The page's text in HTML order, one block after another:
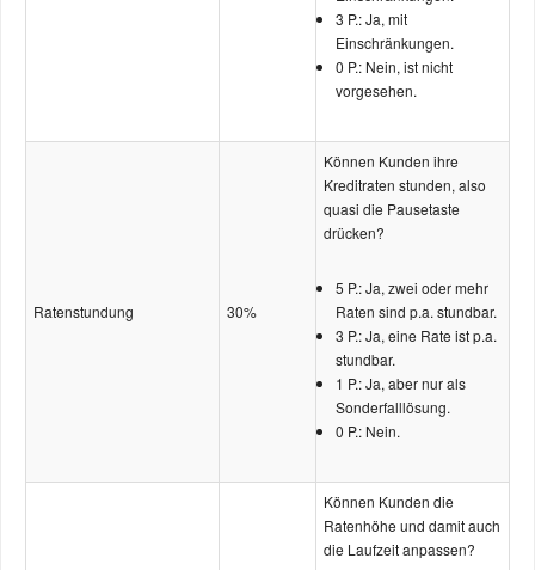
3 P.: Ja, mit
Einschränkungen.
0 P.: Nein, ist nicht
vorgesehen.
Ratenstundung 30%
Können Kunden ihre
Kreditraten stunden, also
quasi die Pausetaste
drücken?
5 P.: Ja, zwei oder mehr
Raten sind p.a. stundbar.
3 P.: Ja, eine Rate ist p.a.
stundbar.
1 P.: Ja, aber nur als
Sonder­falllösung.
0 P.: Nein.
Können Kunden die
Ratenhöhe und damit auch
die Laufzeit anpassen?